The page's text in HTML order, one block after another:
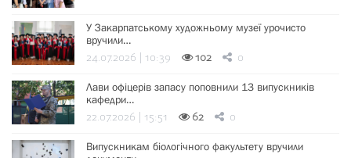
У Закарпатському художньому музеї урочисто
вручили…
24.07.2026 | 10:39 102 0
Лави офіцерів запасу поповнили 13 випускників
кафедри…
22.07.2026 | 15:51 62 0
Випускникам біологічного факультету вручили